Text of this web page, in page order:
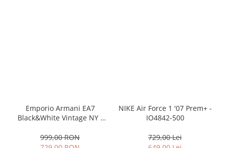
Emporio Armani EA7
Black&White Vintage NY -
999,00 RON
NIKE Air Force 1 '07 Prem+ -
IO4842-500
729,00 Lei